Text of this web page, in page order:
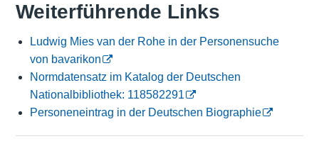
Weiterführende Links
Ludwig Mies van der Rohe in der Personensuche
von bavarikon
Normdatensatz im Katalog der Deutschen
Nationalbibliothek: 118582291
Personeneintrag in der Deutschen Biographie